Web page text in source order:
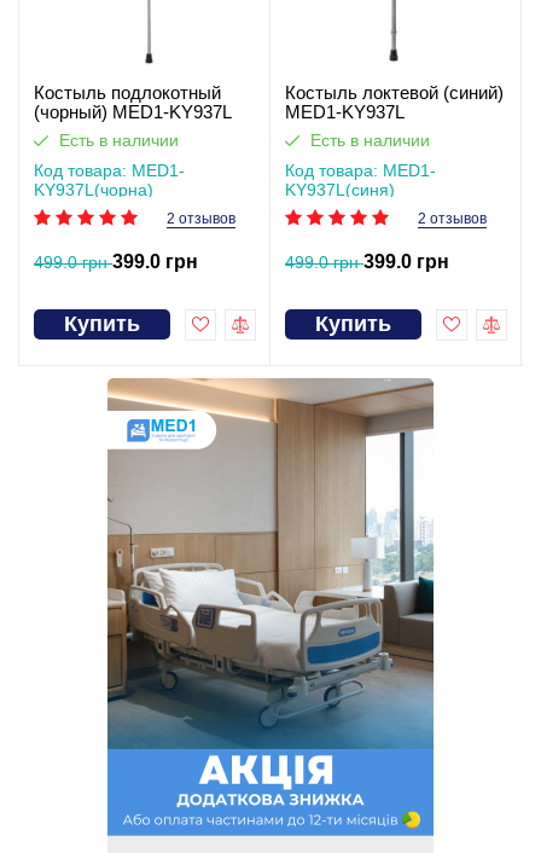
Костыль подлокотный
(чорный) MED1-KY937L
Есть в наличии
Код товара: MED1-
KY937L(чорна)
2 отзывов
499.0 грн399.0 грн
Купить
Костыль локтевой (синий)
MED1-KY937L
Есть в наличии
Код товара: MED1-
KY937L(синя)
2 отзывов
499.0 грн399.0 грн
Купить